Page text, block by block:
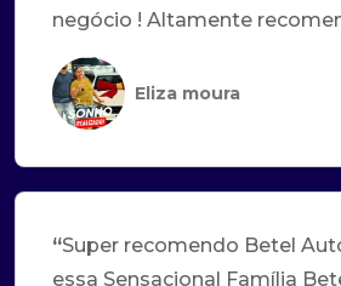
negócio ! Altamente
Eliza moura
“Super recomendo Betel
essa Sensacional Família